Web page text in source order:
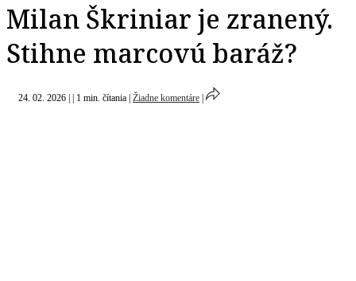
Milan Škriniar je zranený.
Stihne marcovú baráž?
24. 02. 2026 1 min. čítania Žiadne komentáre